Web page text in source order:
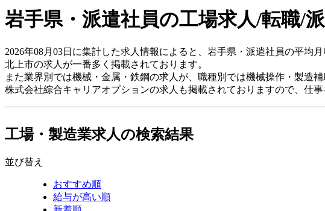
岩手県・派遣社員の工場求人/転職/
2026年08月03日に集計した求人情報によると、岩手県・派遣社員の平均
北上市の求人が一番多く掲載されております。
また業界別では機械・金属・鉄鋼の求人が、職種別では機械操作・製造
株式会社綜合キャリアオプションの求人も掲載されておりますので、仕
工場・製造業求人の検索結果
並び替え
おすすめ順
給与が高い順